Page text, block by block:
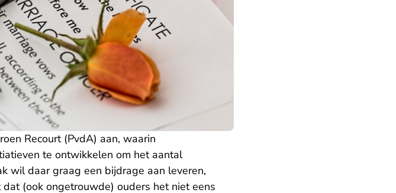
Recourt (PvdA) aan, waarin
te ontwikkelen om het aantal
wil daar graag een bijdrage aan leveren,
(ook ongetrouwde) ouders het niet eens